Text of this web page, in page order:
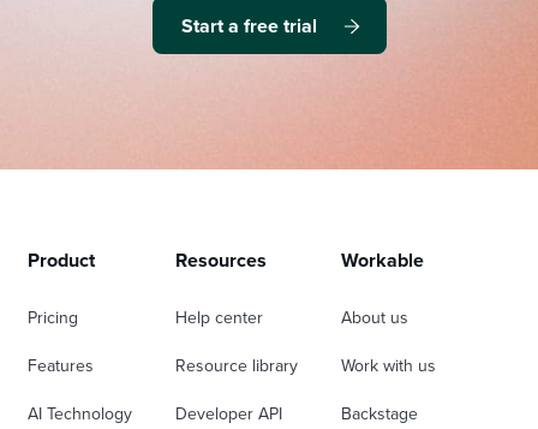
Start a free trial
Product
Pricing
Features
AI Technology
Resources
Help center
Resource library
Developer API
Workable
About us
Work with us
Backstage